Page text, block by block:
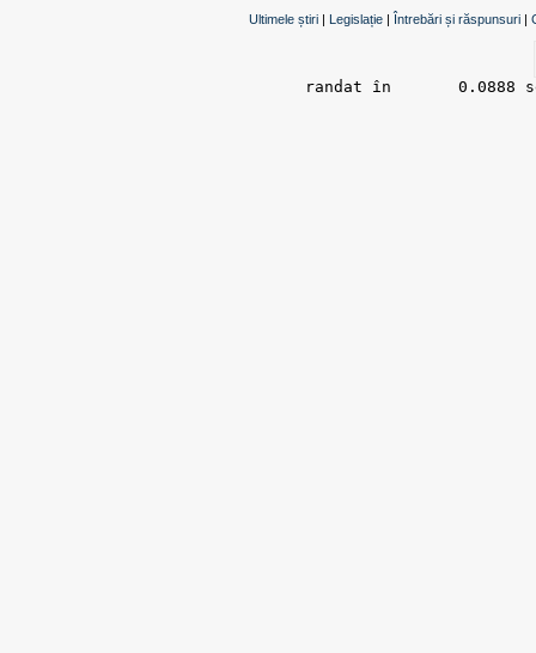
Ultimele știri | Legislație | Întrebări și răspunsuri |
randat în